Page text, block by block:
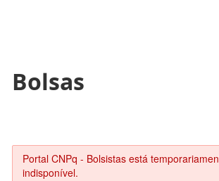
Bolsas
Portal CNPq - Bolsistas está
indisponível.